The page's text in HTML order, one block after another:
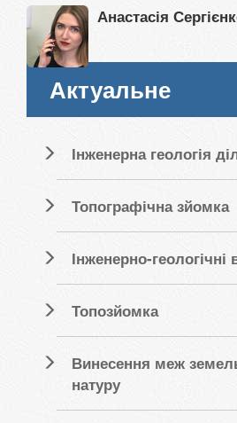
Анастасія
Актуальне
Інженерна геологія
Топографічна зйомка
Інженерно-
Топозйомка
Винесення меж
натуру